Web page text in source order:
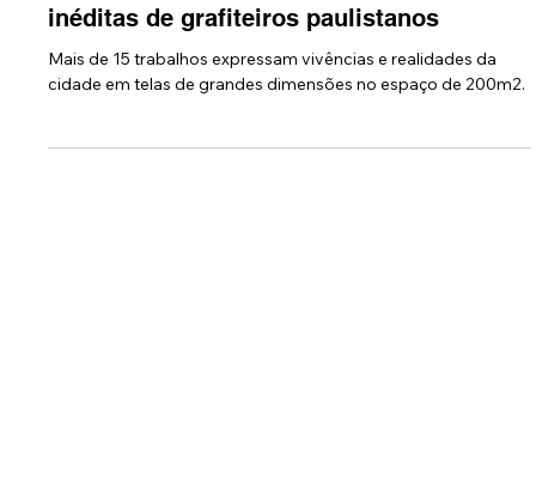
inéditas de grafiteiros paulistanos
Mais de 15 trabalhos expressam vivências e realidades da
cidade em telas de grandes dimensões no espaço de 200m2.